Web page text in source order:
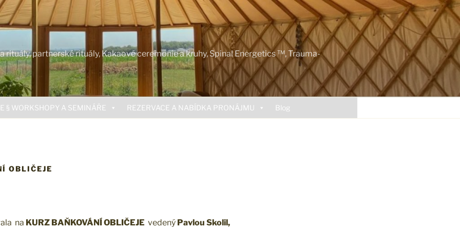
rituály, partnerské rituály, Kakaové ceremonie a kruhy, Spinal Energetics ™, Trauma-
§ WORKSHOPY A SEMINÁŘE REZERVACE A NABÍDKA PRONÁJMU Blog
OBLIČEJE
na KURZ BAŇKOVÁNÍ OBLIČEJE vedený Pavlou Skolil,